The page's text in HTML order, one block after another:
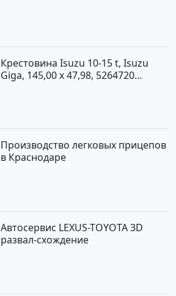
Крестовина Isuzu 10-15 t, Isuzu
Giga, 145,00 x 47,98, 5264720
Производство легковых прицепов
в Краснодаре
Автосервис LEXUS-TOYOTA 3D
развал-схождение